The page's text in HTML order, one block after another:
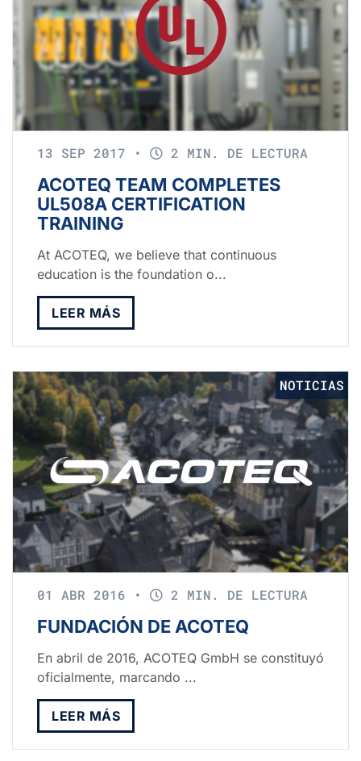
13 SEP 2017 • 2 MIN. DE LECTURA
ACOTEQ TEAM COMPLETES
UL508A CERTIFICATION
TRAINING
At ACOTEQ, we believe that continuous
education is the foundation o...
LEER MÁS
NOTICIAS
01 ABR 2016 • 2 MIN. DE LECTURA
FUNDACIÓN DE ACOTEQ
En abril de 2016, ACOTEQ GmbH se constituyó
oficialmente, marcando ...
LEER MÁS